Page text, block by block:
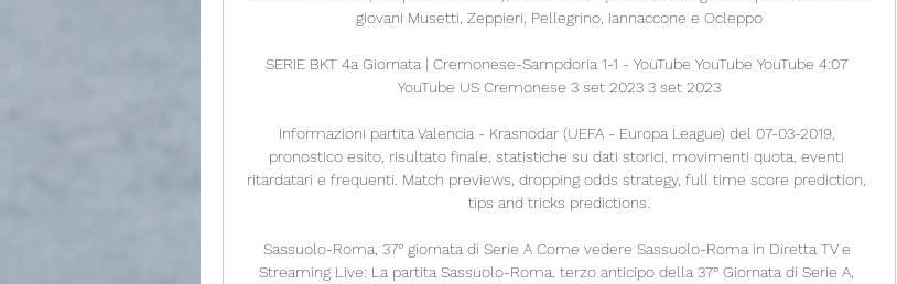
giovani Musetti, Zeppieri, Pellegrino, Iannaccone e Ocleppo
SERIE BKT 4a Giornata | Cremonese-Sampdoria 1-1 - YouTube YouTube YouTube 4:07
YouTube US Cremonese 3 set 2023 3 set 2023
Informazioni partita Valencia - Krasnodar (UEFA - Europa League) del 07-03-2019,
pronostico esito, risultato finale, statistiche su dati storici, movimenti quota, eventi
ritardatari e frequenti. Match previews, dropping odds strategy, full time score prediction,
tips and tricks predictions.
Sassuolo-Roma, 37° giornata di Serie A Come vedere Sassuolo-Roma in Diretta TV e
Streaming Live: La partita Sassuolo-Roma, terzo anticipo della 37° Giornata di Serie A,